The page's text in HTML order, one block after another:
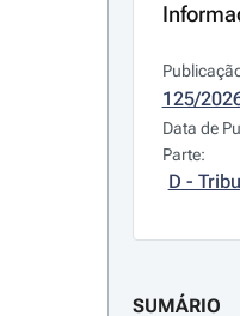
125/
Data de
Parte:
D -
SUMÁRIO